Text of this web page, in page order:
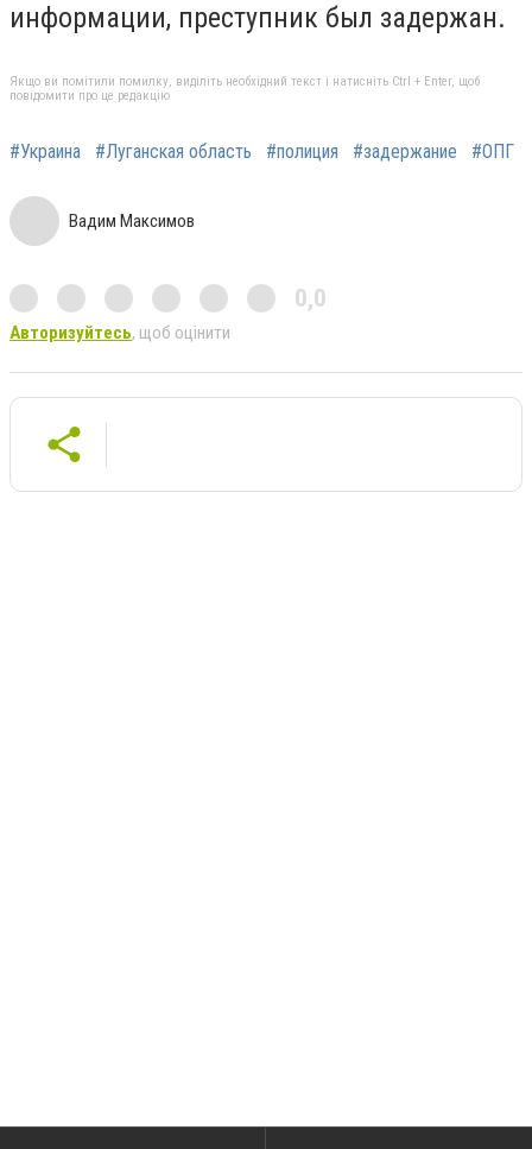
информации, преступник был задержан.
Якщо ви помітили помилку, виділіть необхідний текст і натисніть Ctrl + Enter, щоб
повідомити про це редакцію
#Украина #Луганская область #полиция #задержание #ОПГ
Вадим Максимов
0,0
Авторизуйтесь, щоб оцінити